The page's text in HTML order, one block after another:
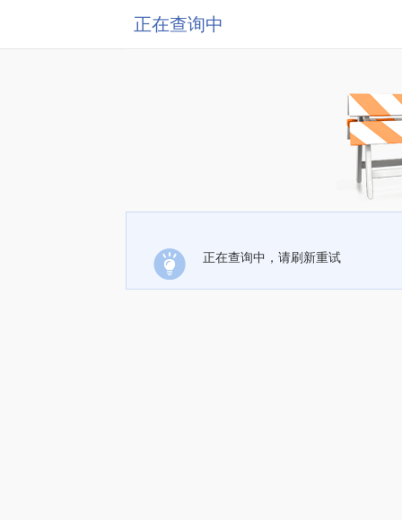
正在查询中
正在查询中，请刷新重试